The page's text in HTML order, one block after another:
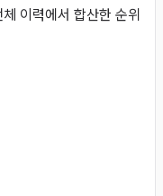
이력에서 합산한 순위